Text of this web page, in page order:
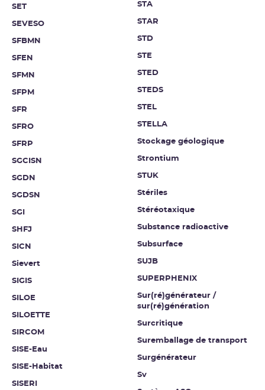
SET
SEVESO
SFBMN
SFEN
SFMN
SFPM
SFR
SFRO
SFRP
SGCISN
SGDN
SGDSN
SGI
SHFJ
SICN
Sievert
SIGIS
SILOE
SILOETTE
SIRCOM
SISE-Eau
SISE-Habitat
SISERI
STA
STAR
STD
STE
STED
STEDS
STEL
STELLA
Stockage géologique
Strontium
STUK
Stériles
Stéréotaxique
Substance radioactive
Subsurface
SUJB
SUPERPHENIX
Sur(ré)générateur /
sur(ré)génération
Surcritique
Suremballage de transport
Surgénérateur
Sv